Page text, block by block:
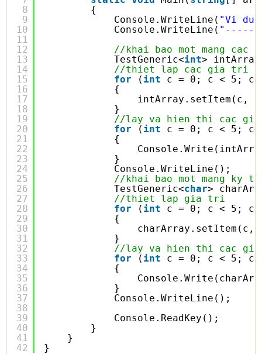
8
9
10
11
12
13
14
15
16
17
18
19
20
21
22
23
24
25
26
27
28
29
30
31
32
33
34
35
36
37
38
39
40
41
42
{
Console.WriteLine( "Vi du
Console.WriteLine(
//khai bao mot mang cac
TestGeneric<int>
//thiet lap cac gia tri
for
( int
c = 0; c < 5;
{
intArray.setItem(c,
}
//lay va hien thi cac
for
( int
c = 0; c < 5;
{
}
Console.WriteLine();
//khai bao mot mang ky tu
TestGeneric<char>
//thiet lap gia tri
for
( int
c = 0; c < 5;
{
charArray.setItem(c,
}
//lay va hien thi cac
for
( int
c = 0; c < 5;
{
}
Console.WriteLine();
Console.ReadKey();
}
}
}